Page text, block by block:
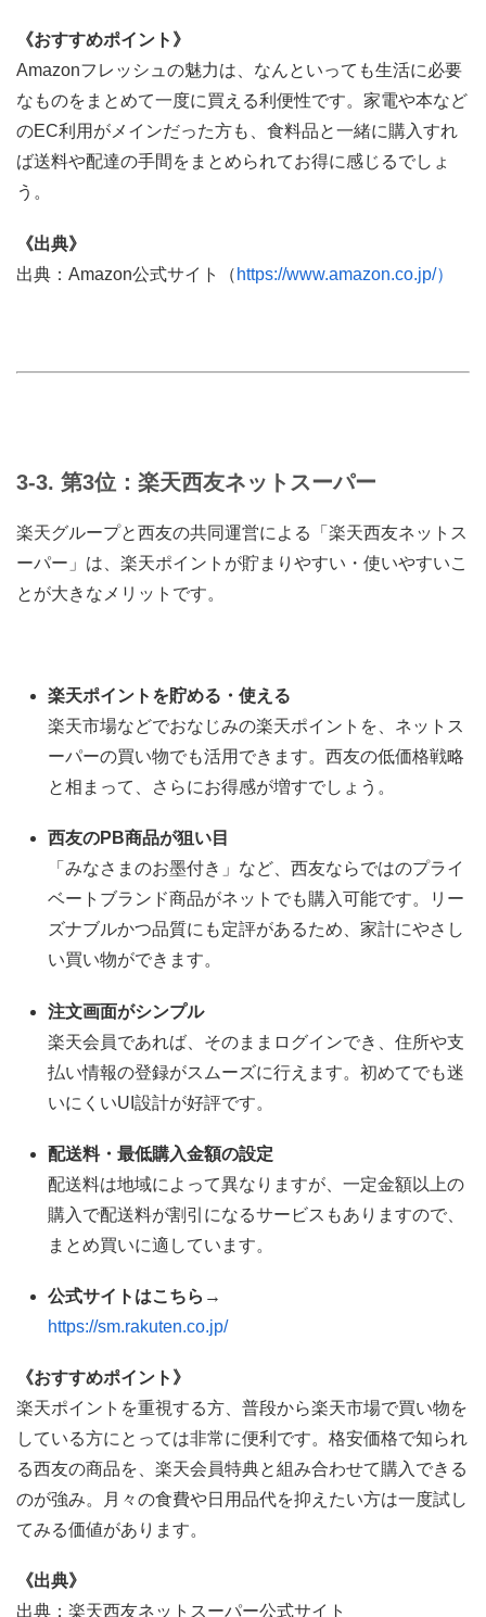
《おすすめポイント》
Amazonフレッシュの魅力は、なんといっても生活に必要
なものをまとめて一度に買える利便性です。家電や本など
のEC利用がメインだった方も、食料品と一緒に購入すれ
ば送料や配達の手間をまとめられてお得に感じるでしょ
う。
《出典》
出典：Amazon公式サイト（ https://www.amazon.co.jp/）
3-3. 第3位：楽天西友ネットスーパー
楽天グループと西友の共同運営による「楽天西友ネットス
ーパー」は、楽天ポイントが貯まりやすい・使いやすいこ
とが大きなメリットです。
楽天ポイントを貯める・使える
楽天市場などでおなじみの楽天ポイントを、ネットス
ーパーの買い物でも活用できます。西友の低価格戦略
と相まって、さらにお得感が増すでしょう。
西友のPB商品が狙い目
「みなさまのお墨付き」など、西友ならではのプライ
ベートブランド商品がネットでも購入可能です。リー
ズナブルかつ品質にも定評があるため、家計にやさし
い買い物ができます。
注文画面がシンプル
楽天会員であれば、そのままログインでき、住所や支
払い情報の登録がスムーズに行えます。初めてでも迷
いにくいUI設計が好評です。
配送料・最低購入金額の設定
配送料は地域によって異なりますが、一定金額以上の
購入で配送料が割引になるサービスもありますので、
まとめ買いに適しています。
公式サイトはこちら→
https://sm.rakuten.co.jp/
《おすすめポイント》
楽天ポイントを重視する方、普段から楽天市場で買い物を
している方にとっては非常に便利です。格安価格で知られ
る西友の商品を、楽天会員特典と組み合わせて購入できる
のが強み。月々の食費や日用品代を抑えたい方は一度試し
てみる価値があります。
《出典》
出典：楽天西友ネットスーパー公式サイト